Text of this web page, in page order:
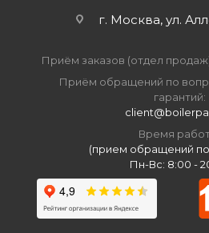
г. Москва, ул.
Приём заказов (отдел
Приём обращений по
гарантий:
Время
(прием обращений
Пн-Вс: 8:00 -